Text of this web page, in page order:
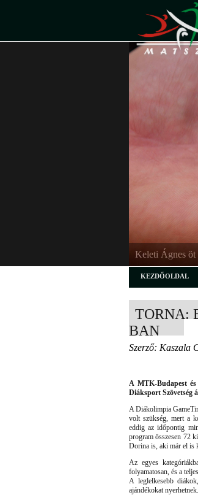
Keleti Ágnes öt
KEZDŐOLDAL
TORNA:
BAN
Szerző: Kaszala
A MTK-Budapest
Diáksport Szövetség
A Diákolimpia
volt szükség, mert a
eddig az időpontig
program összesen 72
Dorina is, aki már el is
Az egyes
folyamatosan, és a
A leglelkesebb
ajándékokat nyerhetnek.